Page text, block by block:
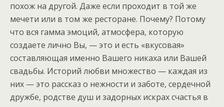
похож на другой. Даже если проходит в той же
мечети или в том же ресторане. Почему? Потому
что вся гамма эмоций, атмосфера, которую
создаете лично Вы, — это и есть «вкусовая»
составляющая именно Вашего никаха или Вашей
свадьбы. Историй любви множество — каждая из
них — это рассказ о нежности и заботе, сердечной
дружбе, родстве душ и задорных искрах счастья в